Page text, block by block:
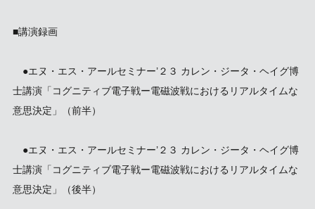
■講演録画
●エヌ・エス・アールセミナー’２３ カレン・ジータ・ヘイグ博
士講演「コグニティブ電子戦ー電磁波戦におけるリアルタイムな
意思決定」（前半）
●エヌ・エス・アールセミナー’２３ カレン・ジータ・ヘイグ博
士講演「コグニティブ電子戦ー電磁波戦におけるリアルタイムな
意思決定」（後半）